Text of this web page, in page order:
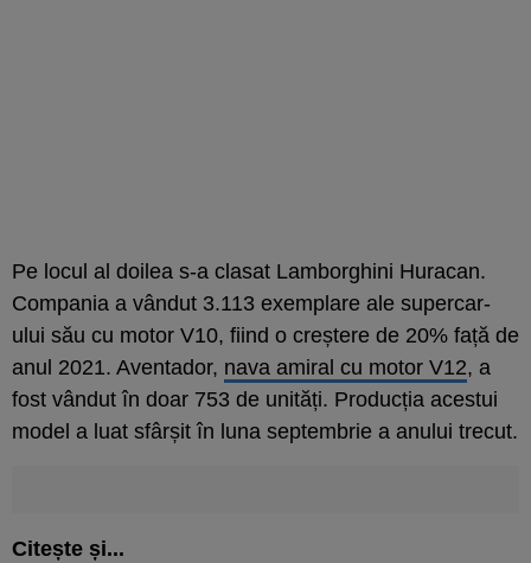
Pe locul al doilea s-a clasat Lamborghini Huracan.
Compania a vândut 3.113 exemplare ale supercar-
ului său cu motor V10, fiind o creștere de 20% față de
anul 2021. Aventador, nava amiral cu motor V12, a
fost vândut în doar 753 de unități. Producția acestui
model a luat sfârșit în luna septembrie a anului trecut.
Citește și...